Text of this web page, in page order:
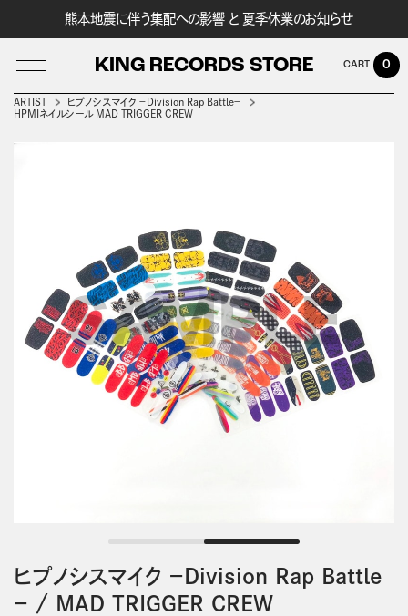
熊本地震に伴う集配への影響 と 夏季休業のお知らせ
KING RECORDS STORE 0
ARTIST
ヒプノシスマイク －Division Rap Battle－
HPMIネイルシール MAD TRIGGER CREW
ヒプノシスマイク －Division Rap Battle
－ / MAD TRIGGER CREW